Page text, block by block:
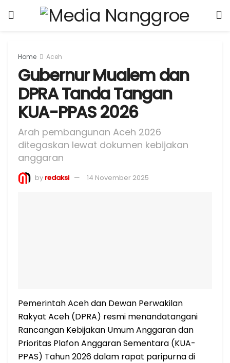
Home Aceh
Gubernur Mualem dan
DPRA Tanda Tangan
KUA-PPAS 2026
Arah pembangunan Aceh 2026
ditegaskan lewat dokumen kebijakan
anggaran
by redaksi 14 November 2025
Pemerintah Aceh dan Dewan Perwakilan
Rakyat Aceh (DPRA) resmi menandatangani
Rancangan Kebijakan Umum Anggaran dan
Prioritas Plafon Anggaran Sementara (KUA-
PPAS) Tahun 2026 dalam rapat paripurna di